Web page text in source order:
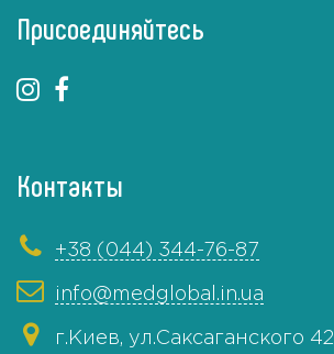
Присоединяйтесь
Контакты
+38 (044) 344-76-87
info@medglobal.in.ua
г.Киев, ул.Саксаганского 42